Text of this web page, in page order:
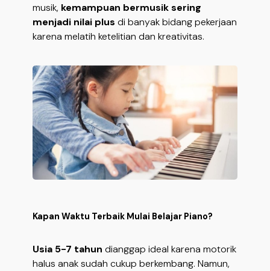
musik, kemampuan bermusik sering
menjadi nilai plus di banyak bidang pekerjaan
karena melatih ketelitian dan kreativitas.
Kapan Waktu Terbaik Mulai Belajar Piano?
Usia 5-7 tahun dianggap ideal karena motorik
halus anak sudah cukup berkembang. Namun,